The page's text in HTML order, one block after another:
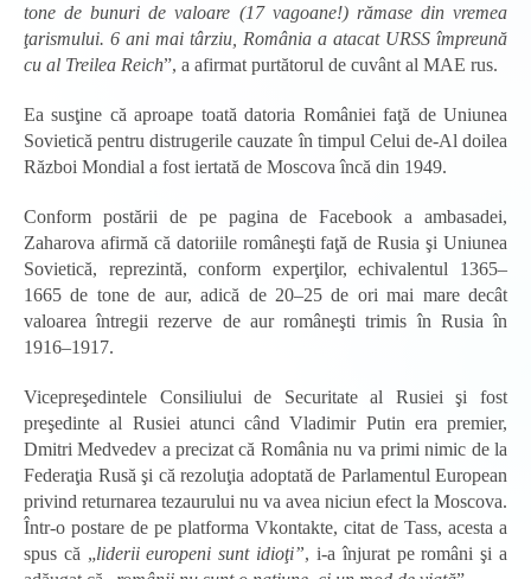
tone de bunuri de valoare (17 vagoane!) rămase din vremea
ţarismului. 6 ani mai târziu, România a atacat URSS împreună
cu al Treilea Reich”, a afirmat purtătorul de cuvânt al MAE rus.
Ea susţine că aproape toată datoria României faţă de Uniunea
Sovietică pentru distrugerile cauzate în timpul Celui de-Al doilea
Război Mondial a fost iertată de Moscova încă din 1949.
Conform postării de pe pagina de Facebook a ambasadei,
Zaharova afirmă că datoriile româneşti faţă de Rusia şi Uniunea
Sovietică, reprezintă, conform experţilor, echivalentul 1365–
1665 de tone de aur, adică de 20–25 de ori mai mare decât
valoarea întregii rezerve de aur româneşti trimis în Rusia în
1916–1917.
Vicepreşedintele Consiliului de Securitate al Rusiei şi fost
preşedinte al Rusiei atunci când Vladimir Putin era premier,
Dmitri Medvedev a precizat că România nu va primi nimic de la
Federaţia Rusă şi că rezoluţia adoptată de Parlamentul European
privind returnarea tezaurului nu va avea niciun efect la Moscova.
Într-o postare de pe platforma Vkontakte, citat de Tass, acesta a
spus că „liderii europeni sunt idioţi”, i-a înjurat pe români şi a